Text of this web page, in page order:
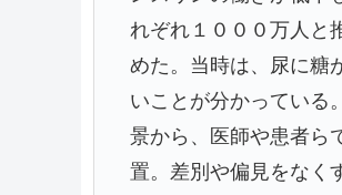
れぞれ１０００万人と
めた。当時は、尿に糖
いことが分かってい
景から、医師や患者ら
置。差別や偏見をなく